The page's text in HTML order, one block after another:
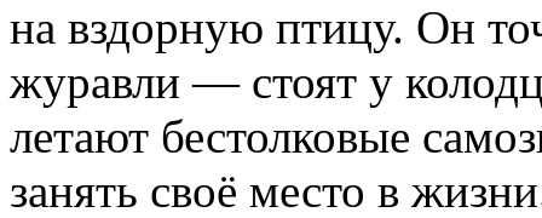
на вздорную птицу. Он
журавли — стоят у
летают бестолковые
занять своё место в